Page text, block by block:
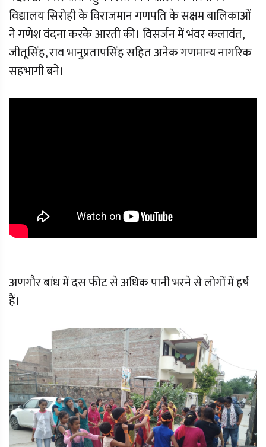
विद्यालय सिरोही के विराजमान गणपति के सक्षम बालिकाओं
ने गणेश वंदना करके आरती की। विसर्जन में भंवर कलावंत,
जीतूसिंह, राव भानुप्रतापसिंह सहित अनेक गणमान्य नागरिक
सहभागी बने।
अणगौर बांध में दस फीट से अधिक पानी भरने से लोगों में हर्ष
हैं।